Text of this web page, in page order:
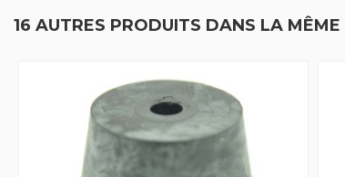
16 AUTRES PRODUITS DANS LA MÊME